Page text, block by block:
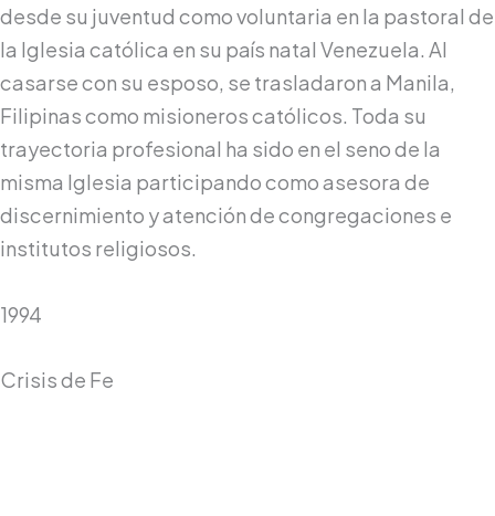
desde su juventud como voluntaria en la pastoral de
la Iglesia católica en su país natal Venezuela. Al
casarse con su esposo, se trasladaron a Manila,
Filipinas como misioneros católicos. Toda su
trayectoria profesional ha sido en el seno de la
misma Iglesia participando como asesora de
discernimiento y atención de congregaciones e
institutos religiosos.
1994
Crisis de Fe